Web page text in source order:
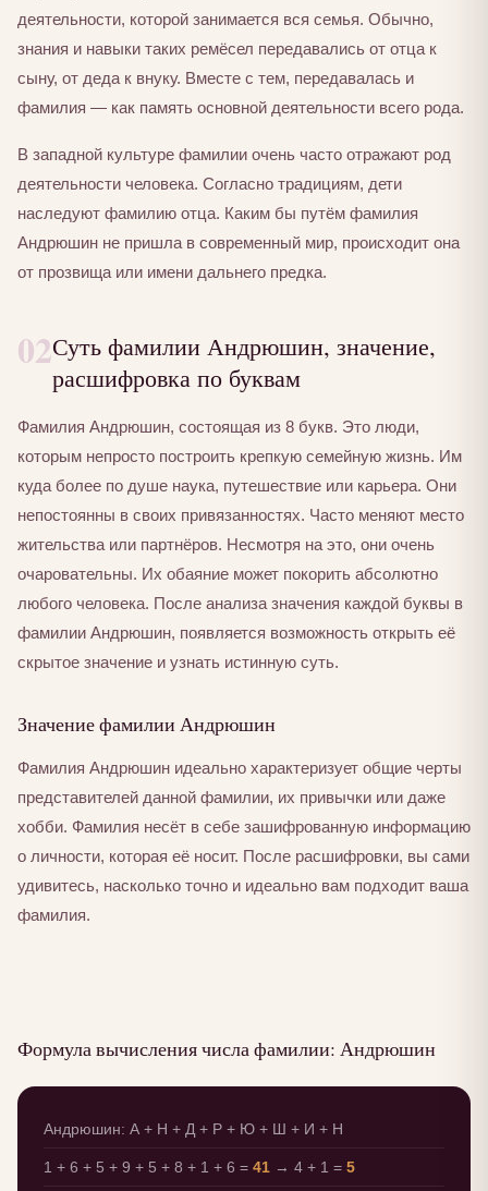
деятельности, которой занимается вся семья. Обычно,
знания и навыки таких ремёсел передавались от отца к
сыну, от деда к внуку. Вместе с тем, передавалась и
фамилия — как память основной деятельности всего рода.
В западной культуре фамилии очень часто отражают род
деятельности человека. Согласно традициям, дети
наследуют фамилию отца. Каким бы путём фамилия
Андрюшин не пришла в современный мир, происходит она
от прозвища или имени дальнего предка.
02Суть фамилии Андрюшин, значение,
расшифровка по буквам
Фамилия Андрюшин, состоящая из 8 букв. Это люди,
которым непросто построить крепкую семейную жизнь. Им
куда более по душе наука, путешествие или карьера. Они
непостоянны в своих привязанностях. Часто меняют место
жительства или партнёров. Несмотря на это, они очень
очаровательны. Их обаяние может покорить абсолютно
любого человека. После анализа значения каждой буквы в
фамилии Андрюшин, появляется возможность открыть её
скрытое значение и узнать истинную суть.
Значение фамилии Андрюшин
Фамилия Андрюшин идеально характеризует общие черты
представителей данной фамилии, их привычки или даже
хобби. Фамилия несёт в себе зашифрованную информацию
о личности, которая её носит. После расшифровки, вы сами
удивитесь, насколько точно и идеально вам подходит ваша
фамилия.
Формула вычисления числа фамилии: Андрюшин
Андрюшин: А + Н + Д + Р + Ю + Ш + И + Н
1 + 6 + 5 + 9 + 5 + 8 + 1 + 6 = 41 → 4 + 1 = 5